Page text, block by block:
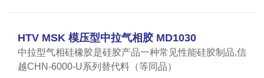
HTV MSK 模压型中拉气相胶 MD1030
中拉型气相硅橡胶是硅胶产品一种常见性能硅胶制品,信
越CHN-6000-U系列替代料（等同品）